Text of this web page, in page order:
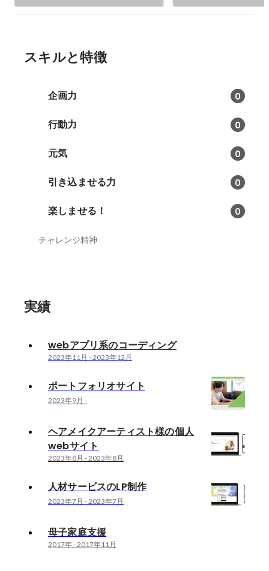
スキルと特徴
企画力 0
行動力 0
元気 0
引き込ませる力 0
楽しませる！ 0
チャレンジ精神
実績
webアプリ系のコーディング
2023年11月 -2023年12月
ポートフォリオサイト
2023年9月 -
ヘアメイクアーティスト様の個人
webサイト
2023年8月 -2023年8月
人材サービスのLP制作
2023年7月 -2023年7月
母子家庭支援
2017年-2017年11月